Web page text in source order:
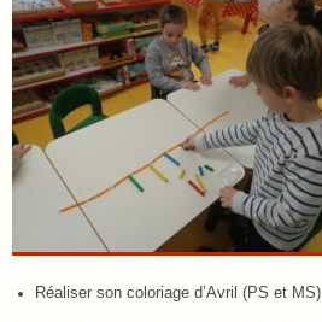
Réaliser son coloriage d’Avril (PS et MS)